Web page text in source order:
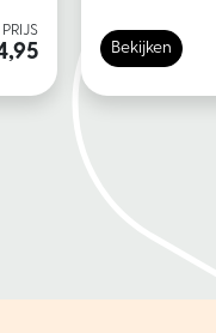
PRIJS
Bekijken